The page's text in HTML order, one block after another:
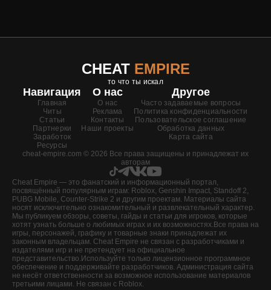
CHEAT EMPIRE
то что ты искал
Навигация
Главная
Читы
Статьи
Партнерки
Заработок
Ресурсы
О нас
О нас
Реклама
Контакты
Наши проекты
Другое
Часто задаваемые вопросы
Политика конфиденциальности
Пользовательское соглашение
Обработка данных
Карта сайта
cheat-empire.com © 2026 Все права защищены и принадлежат их
авторам
Cheat Empire — это фанатский и информационный портал,
посвящённый популярным играм: Roblox, Genshin Impact, Standoff 2,
PUBG Mobile, Counter-Strike 2 и другим проектам. Материалы сайта
носят исключительно ознакомительный и развлекательный характер.
Мы публикуем обзоры, советы, гайды и статьи для игроков, которые
хотят узнать больше о любимых играх и их возможностях.Все права на
игры, персонажей, графику и товарные знаки принадлежат их
законным владельцам. Cheat Empire не связан с разработчиками и
издателями игр и не претендует на официальное
представительство.Используйте только лицензионное программное
обеспечение и поддерживайте разработчиков. Администрация сайта
не несёт ответственности за возможное использование материалов
третьими лицами. Не связан с Roblox.